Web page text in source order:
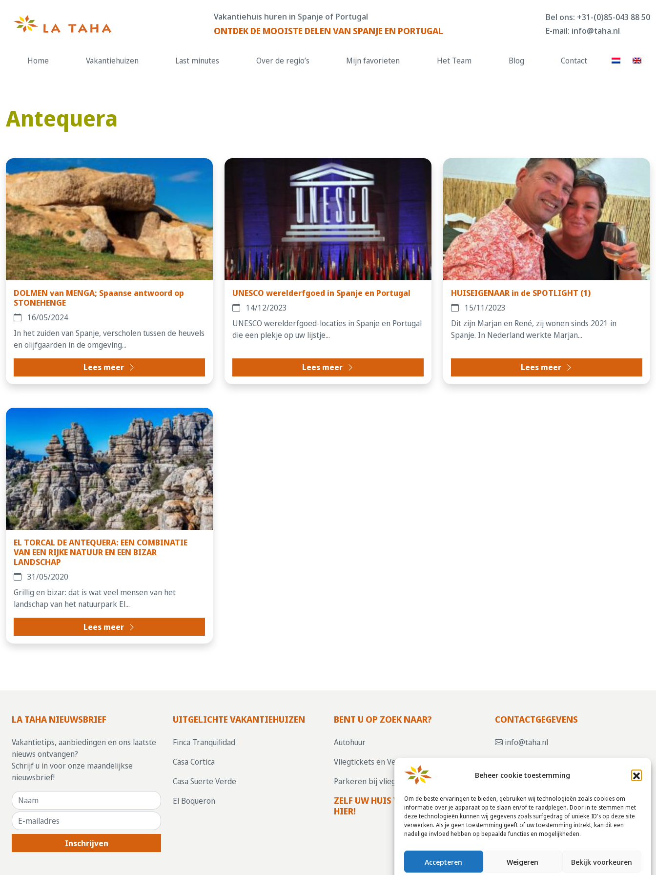
Beheer cookie toestemming
Om de beste ervaringen te bieden, gebruiken wij technologieën zoals cookies om
informatie over je apparaat op te slaan en/of te raadplegen. Door in te stemmen met
deze technologieën kunnen wij gegevens zoals surfgedrag of unieke ID's op deze site
verwerken. Als je geen toestemming geeft of uw toestemming intrekt, kan dit een
nadelige invloed hebben op bepaalde functies en mogelijkheden.
Accepteren Weigeren Bekijk voorkeuren
Vakantiehuis huren in Spanje of Portugal
ONTDEK DE MOOISTE DELEN VAN SPANJE EN PORTUGAL
Bel ons: +31-(0)85-043 88 50
E-mail: info@taha.nl
Home Vakantiehuizen Last minutes Over de regio’s Mijn favorieten Het Team Blog Contact
Antequera
DOLMEN van MENGA; Spaanse antwoord op
STONEHENGE
16/05/2024
In het zuiden van Spanje, verscholen tussen de heuvels
en olijfgaarden in de omgeving...
Lees meer
UNESCO werelderfgoed in Spanje en Portugal
14/12/2023
UNESCO werelderfgoed-locaties in Spanje en Portugal
die een plekje op uw lijstje...
Lees meer
HUISEIGENAAR in de SPOTLIGHT (1)
15/11/2023
Dit zijn Marjan en René, zij wonen sinds 2021 in
Spanje. In Nederland werkte Marjan...
Lees meer
EL TORCAL DE ANTEQUERA: EEN COMBINATIE
VAN EEN RIJKE NATUUR EN EEN BIZAR
LANDSCHAP
31/05/2020
Grillig en bizar: dat is wat veel mensen van het
landschap van het natuurpark El...
Lees meer
LA TAHA NIEUWSBRIEF
Vakantietips, aanbiedingen en ons laatste
nieuws ontvangen?
Schrijf u in voor onze maandelijkse
nieuwsbrief!
Inschrijven
UITGELICHTE VAKANTIEHUIZEN
Finca Tranquilidad
Casa Cortica
Casa Suerte Verde
El Boqueron
BENT U OP ZOEK NAAR?
Autohuur
Vliegtickets en Verzekering
Parkeren bij vliegvelden
ZELF UW HUIS VERHUREN, KLIK
HIER!
CONTACTGEGEVENS
info@taha.nl